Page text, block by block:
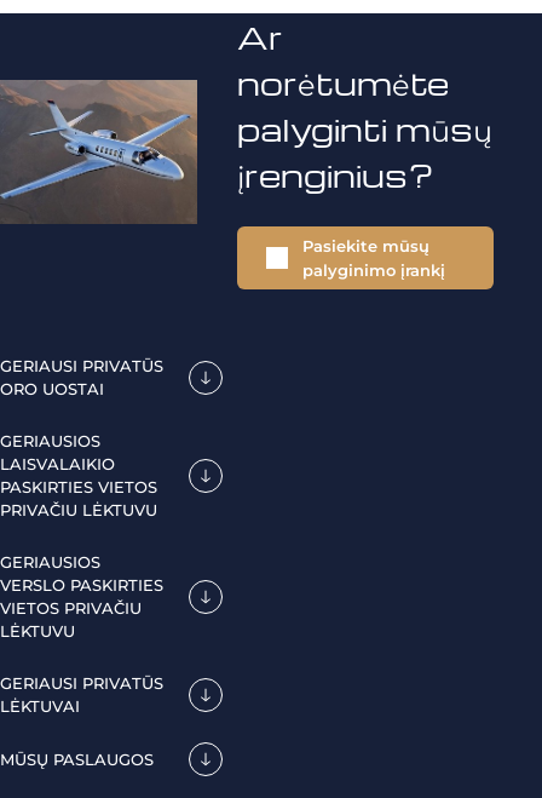
Ar
norėtumėte
palyginti mūsų
įrenginius?
Pasiekite mūsų
palyginimo įrankį
GERIAUSI PRIVATŪS
ORO UOSTAI
GERIAUSIOS
LAISVALAIKIO
PASKIRTIES VIETOS
PRIVAČIU LĖKTUVU
GERIAUSIOS
VERSLO PASKIRTIES
VIETOS PRIVAČIU
LĖKTUVU
GERIAUSI PRIVATŪS
LĖKTUVAI
MŪSŲ PASLAUGOS